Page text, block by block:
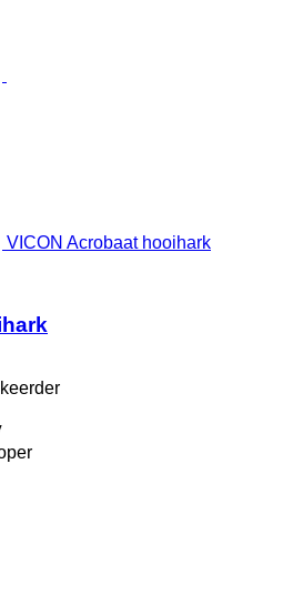
VICON Acrobaat hooihark